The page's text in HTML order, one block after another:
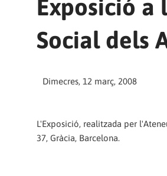
Exposició a
Social dels
Dimecres, 12 març, 2008
L'Exposició, realitzada per
37, Gràcia, Barcelona.